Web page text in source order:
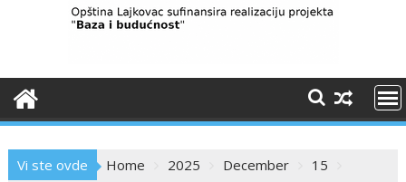
Vi ste ovde Home 2025 December
15